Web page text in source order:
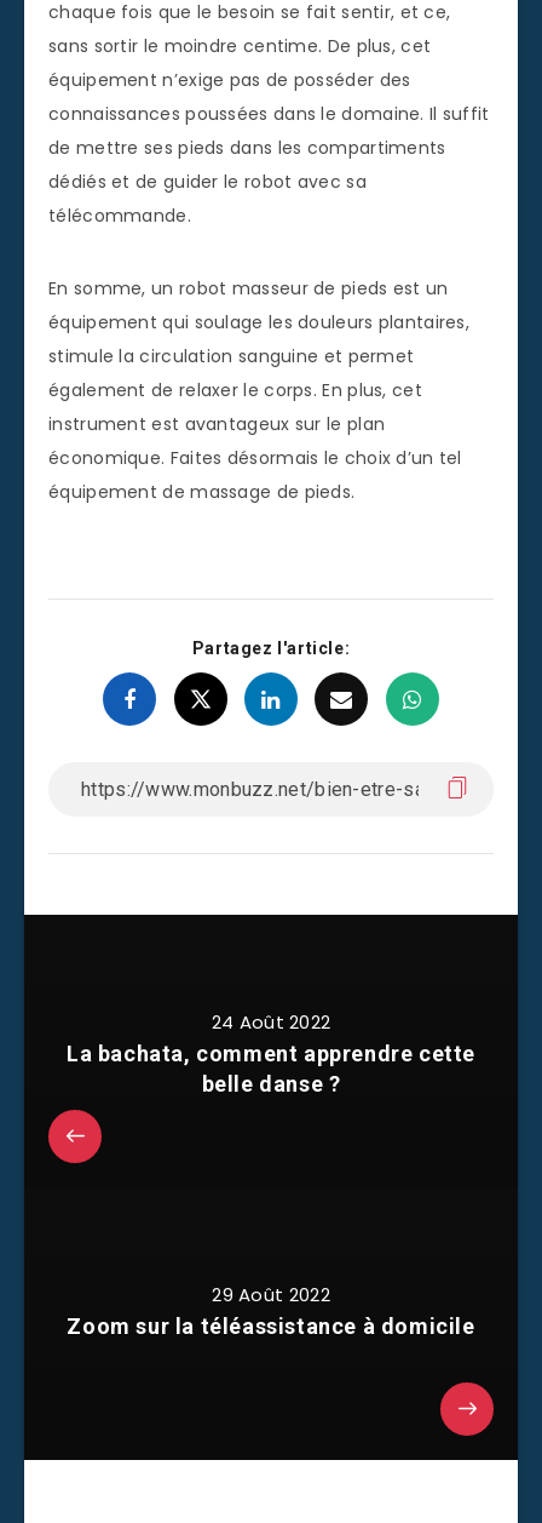
chaque fois que le besoin se fait sentir, et ce,
sans sortir le moindre centime. De plus, cet
équipement n’exige pas de posséder des
connaissances poussées dans le domaine. Il suffit
de mettre ses pieds dans les compartiments
dédiés et de guider le robot avec sa
télécommande.
En somme, un robot masseur de pieds est un
équipement qui soulage les douleurs plantaires,
stimule la circulation sanguine et permet
également de relaxer le corps. En plus, cet
instrument est avantageux sur le plan
économique. Faites désormais le choix d’un tel
équipement de massage de pieds.
Partagez l'article:
24 Août 2022
La bachata, comment apprendre cette
belle danse ?
29 Août 2022
Zoom sur la téléassistance à domicile